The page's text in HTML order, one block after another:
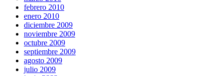
febrero 2010
enero 2010
diciembre 2009
noviembre 2009
octubre 2009
septiembre 2009
agosto 2009
julio 2009